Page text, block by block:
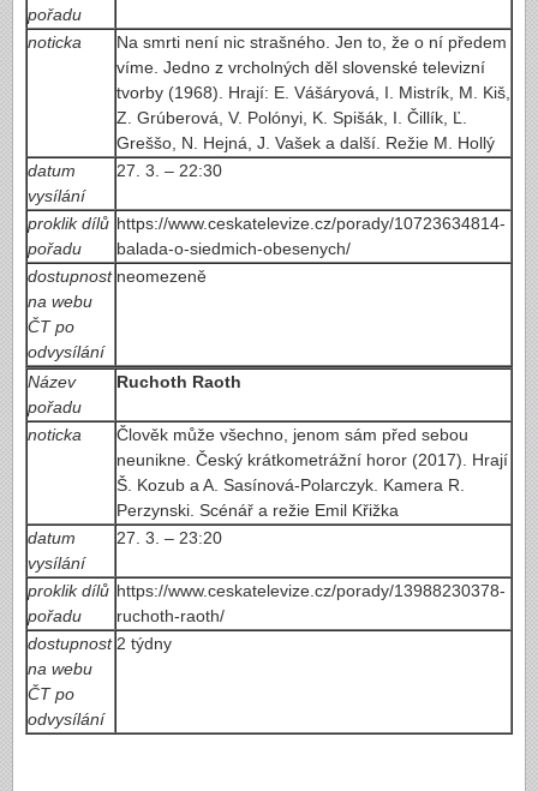
pořadu
noticka
Na smrti není nic strašného. Jen to, že o ní předem
víme. Jedno z vrcholných děl slovenské televizní
tvorby (1968). Hrají: E. Vášáryová, I. Mistrík, M. Kiš,
Z. Grúberová, V. Polónyi, K. Spišák, I. Čillík, Ľ.
Greššo, N. Hejná, J. Vašek a další. Režie M. Hollý
datum
vysílání
27. 3. – 22:30
proklik dílů
pořadu
https://www.ceskatelevize.cz/porady/10723634814-
balada-o-siedmich-obesenych/
dostupnost
na webu
ČT po
odvysílání
neomezeně
Název
pořadu
Ruchoth Raoth
noticka
Člověk může všechno, jenom sám před sebou
neunikne. Český krátkometrážní horor (2017). Hrají
Š. Kozub a A. Sasínová-Polarczyk. Kamera R.
Perzynski. Scénář a režie Emil Křižka
datum
vysílání
27. 3. – 23:20
proklik dílů
pořadu
https://www.ceskatelevize.cz/porady/13988230378-
ruchoth-raoth/
dostupnost
na webu
ČT po
odvysílání
2 týdny